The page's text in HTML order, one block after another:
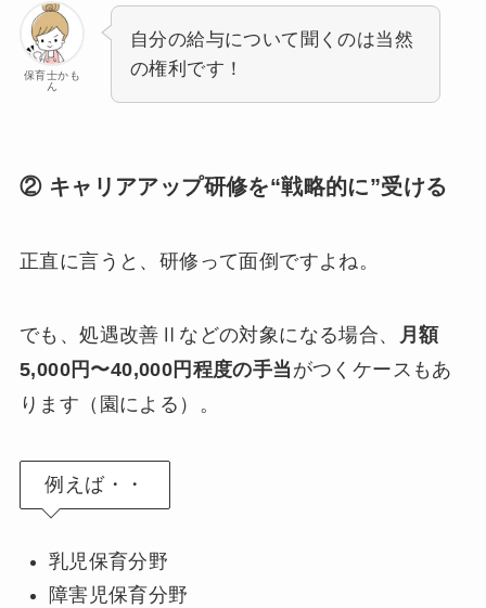
保育士かも
ん
自分の給与について聞くのは当然
の権利です！
② キャリアアップ研修を“戦略的に”受ける
正直に言うと、研修って面倒ですよね。
でも、処遇改善Ⅱなどの対象になる場合、
月額
5,000円〜40,000円程度の手当 がつくケースもあ
ります（園による）。
例えば・・
乳児保育分野
障害児保育分野